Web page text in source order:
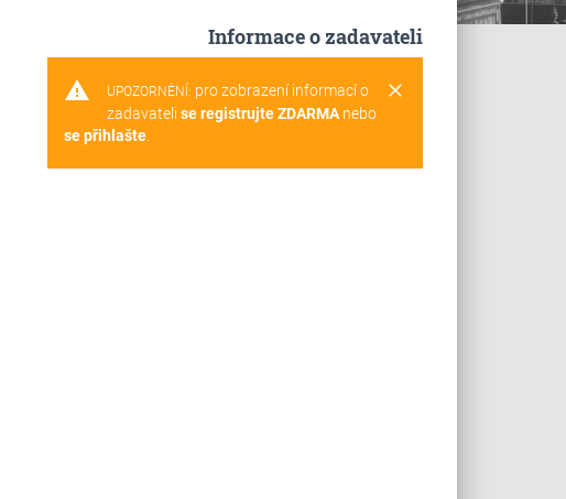
Informace o zadavateli
warning clear
UPOZORNĚNÍ: pro zobrazení informací o
zadavateli se registrujte ZDARMAnebo
se přihlašte.